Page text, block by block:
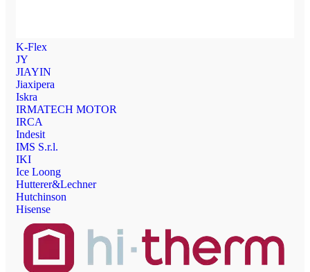
K-Flex
JY
JIAYIN
Jiaxipera
Iskra
IRMATECH MOTOR
IRCA
Indesit
IMS S.r.l.
IKI
Ice Loong
Hutterer&Lechner
Hutchinson
Hisense